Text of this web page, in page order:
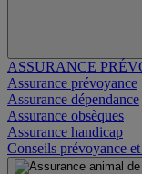
ASSURANCE
Assurance prévoyance
Assurance dépendance
Assurance obsèques
Assurance handicap
Conseils prévoyance